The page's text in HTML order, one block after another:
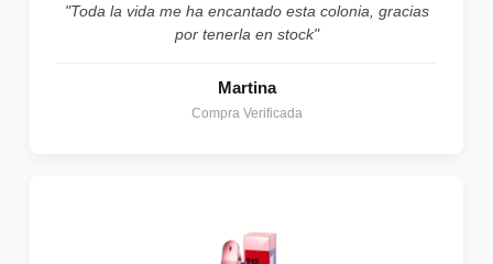
"Toda la vida me ha encantado esta colonia, gracias
por tenerla en stock"
Martina
Compra Verificada